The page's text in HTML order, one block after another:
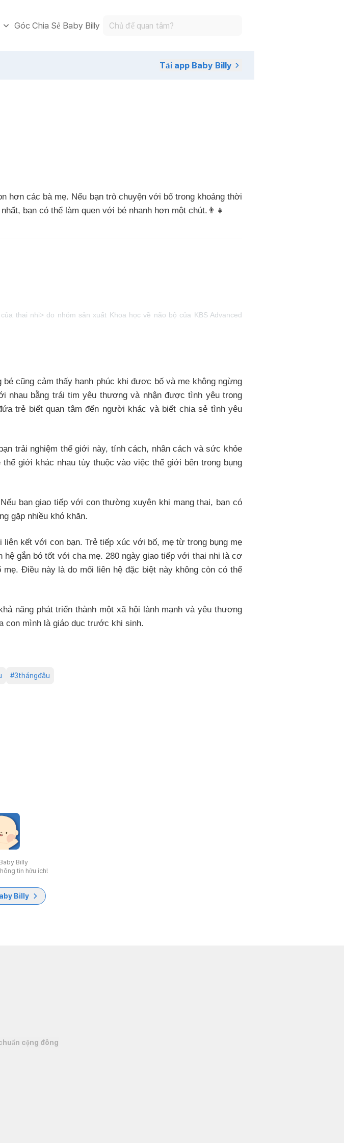
Góc Chia Sẻ Baby Billy
Tải app Baby Billy
hơn các bà mẹ. Nếu bạn trò chuyện với bố trong khoảng thời
bạn có thể làm quen với bé nhanh hơn một chút.👨‍👧
thai nhi> do nhóm sản xuất Khoa học về não bộ của KBS Advanced
cũng cảm thấy hạnh phúc khi được bố và mẹ không ngừng
bằng trái tim yêu thương và nhận được tình yêu trong
trẻ biết quan tâm đến người khác và biết chia sẻ tình yêu
trải nghiệm thế giới này, tính cách, nhân cách và sức khỏe
giới khác nhau tùy thuộc vào việc thế giới bên trong bụng
bạn giao tiếp với con thường xuyên khi mang thai, bạn có
gặp nhiều khó khăn.
kết với con bạn. Trẻ tiếp xúc với bố, mẹ từ trong bụng mẹ
gắn bó tốt với cha mẹ. 280 ngày giao tiếp với thai nhi là cơ
Điều này là do mối liên hệ đặc biệt này không còn có thể
năng phát triển thành một xã hội lành mạnh và yêu thương
con mình là giáo dục trước khi sinh.
#3thángđầu
Billy
tin hữu ích!
Billy
cộng đồng